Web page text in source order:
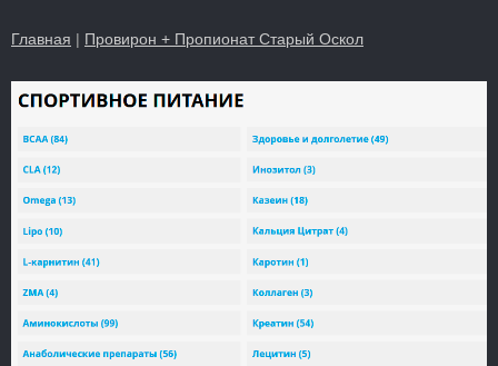
Главная | Провирон + Пропионат Старый Оскол